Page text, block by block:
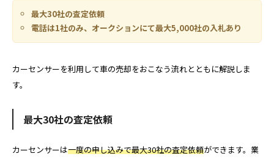
最大30社の査定依頼
電話は1社のみ、オークションにて最大5,000社の入札あり
カーセンサーを利用して車の売却をおこなう流れとともに解説しま
す。
最大30社の査定依頼
カーセンサーは一度の申し込みで最大30社の査定依頼ができます。業